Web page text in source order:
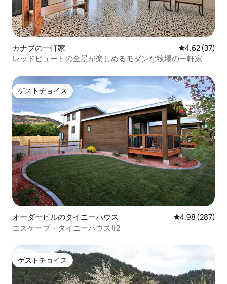
カナブの一軒家 レビュー37
4.62 (37)
レッドビュートの全景が楽しめるモダンな牧場の一軒家
ゲストチョイス
ゲストチョイス
オーダービルのタイニーハウス レビュー287
4.98 (287)
エスケープ・タイニーハウス#2
ゲストチョイス
ゲストチョイス